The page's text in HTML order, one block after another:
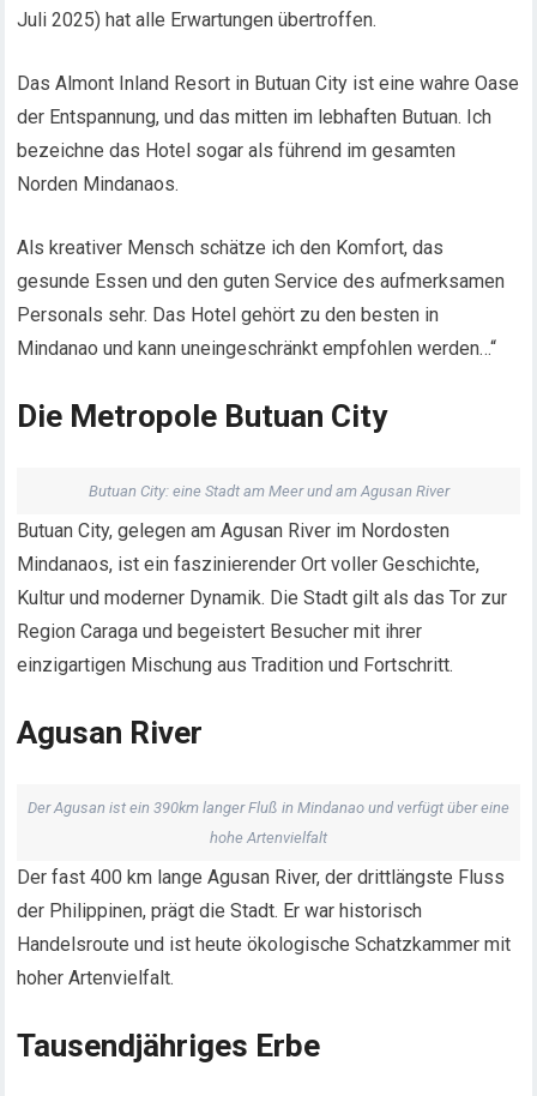
Juli 2025) hat alle Erwartungen übertroffen.
Das Almont Inland Resort in Butuan City ist eine wahre Oase
der Entspannung, und das mitten im lebhaften Butuan. Ich
bezeichne das Hotel sogar als führend im gesamten
Norden Mindanaos.
Als kreativer Mensch schätze ich den Komfort, das
gesunde Essen und den guten Service des aufmerksamen
Personals sehr. Das Hotel gehört zu den besten in
Mindanao und kann uneingeschränkt empfohlen werden…“
Die Metropole Butuan City
Butuan City: eine Stadt am Meer und am Agusan River
Butuan City, gelegen am Agusan River im Nordosten
Mindanaos, ist ein faszinierender Ort voller Geschichte,
Kultur und moderner Dynamik. Die Stadt gilt als das Tor zur
Region Caraga und begeistert Besucher mit ihrer
einzigartigen Mischung aus Tradition und Fortschritt.
Agusan River
Der Agusan ist ein 390km langer Fluß in Mindanao und verfügt über eine
hohe Artenvielfalt
Der fast 400 km lange Agusan River, der drittlängste Fluss
der Philippinen, prägt die Stadt. Er war historisch
Handelsroute und ist heute ökologische Schatzkammer mit
hoher Artenvielfalt.
Tausendjähriges Erbe